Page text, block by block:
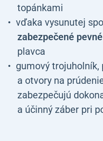
topánkami
vďaka vysunutej
zabezpečené
plavca
gumový trojuholník,
a otvory na
zabezpečujú
a účinný záber pri